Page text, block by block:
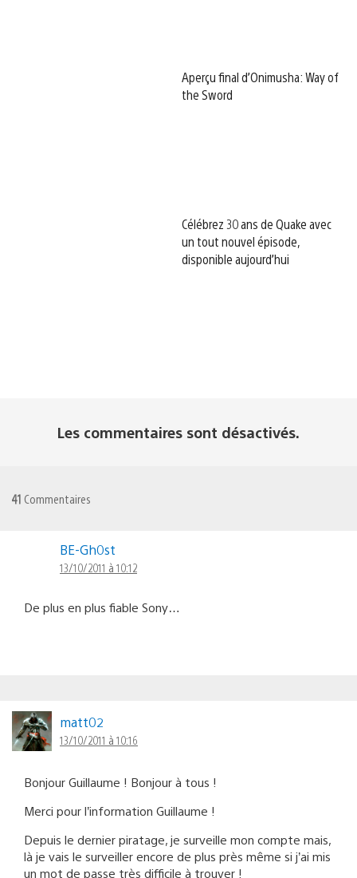
Aperçu final d’Onimusha: Way of
the Sword
Célébrez 30 ans de Quake avec
un tout nouvel épisode,
disponible aujourd’hui
Les commentaires sont désactivés.
41 Commentaires
BE-Gh0st
13/10/2011 à 10:12
De plus en plus fiable Sony…
matt02
13/10/2011 à 10:16
Bonjour Guillaume ! Bonjour à tous !
Merci pour l’information Guillaume !
Depuis le dernier piratage, je surveille mon compte mais,
là je vais le surveiller encore de plus près même si j’ai mis
un mot de passe très difficile à trouver !